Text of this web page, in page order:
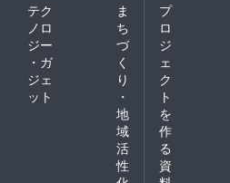
テク
ノロ
ジー
・ガ
ジェ
ット
ま
ち
づ
く
り
・
地
域
活
性
プ
ロ
ジ
ェ
ク
ト
を
作
る
資